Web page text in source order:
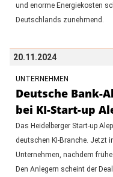
und enorme Energiekosten
Deutschlands zunehmend.
20.11.2024
UNTERNEHMEN
Deutsche Bank-
bei KI-Start-up
Das Heidelberger Start-up
deutschen KI-Branche. Jetzt
Unternehmen, nachdem
Den Anlegern scheint der